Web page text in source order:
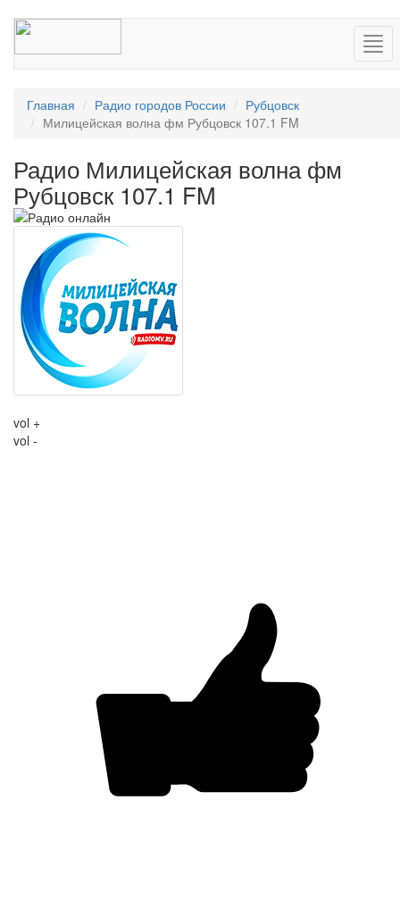
Главная Радио городов России
Рубцовск
Милицейская волна фм Рубцовск 107.1 FM
Радио Милицейская волна фм
Рубцовск 107.1 FM
vol +
vol -